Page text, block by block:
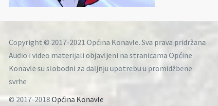
Copyright © 2017-2021 Općina Konavle. Sva prava pridržana
Audio i video materijali objavljeni na stranicama Općine
Konavle su slobodni za daljnju upotrebu u promidžbene
svrhe
© 2017-2018 Općina Konavle